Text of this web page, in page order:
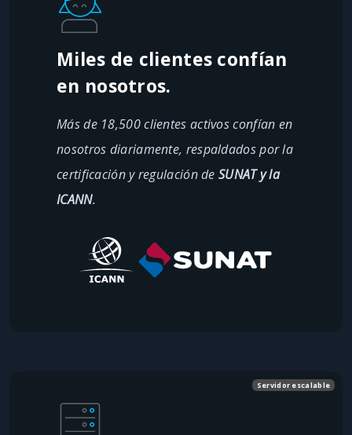
Miles de clientes confían
en nosotros.
Más de 18,500 clientes activos confían en
nosotros diariamente, respaldados por la
certificación y regulación deSUNAT y la
ICANN.
Servidor escalable